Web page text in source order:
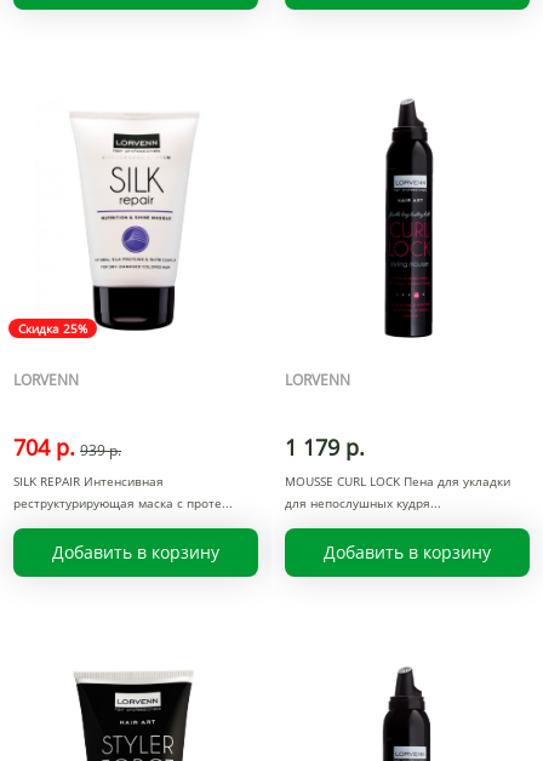
Скидка 25%
LORVENN
704 р. 939 р.
SILK REPAIR Интенсивная
реструктурирующая маска с проте
Добавить в корзину
LORVENN
1 179 р.
MOUSSE CURL LOCK Пена для укладки
для непослушных кудря
Добавить в корзину